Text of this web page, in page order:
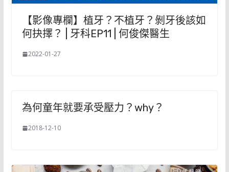
【影像專欄】植牙？不植牙？剝牙後該如
何抉擇？ | 牙科EP11 | 何俊傑醫生
2022-01-27
為何童年就要承受壓力？why？
2018-12-10